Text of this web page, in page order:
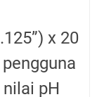
x 20
pH